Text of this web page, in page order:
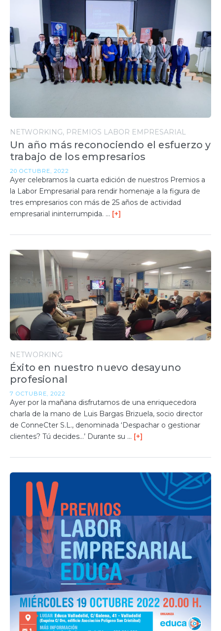
NETWORKING PREMIOS LABOR EMPRESARIAL
Un año más reconociendo el esfuerzo y
trabajo de los empresarios
20 OCTUBRE, 2022
Ayer celebramos la cuarta edición de nuestros Premios a
la Labor Empresarial para rendir homenaje a la figura de
tres empresarios con más de 25 años de actividad
empresarial ininterrumpida. … [+]
NETWORKING
Éxito en nuestro nuevo desayuno
profesional
7 OCTUBRE, 2022
Ayer por la mañana disfrutamos de una enriquecedora
charla de la mano de Luis Bargas Brizuela, socio director
de ConneCter S.L., denominada ‘Despachar o gestionar
clientes? Tú decides…’ Durante su … [+]